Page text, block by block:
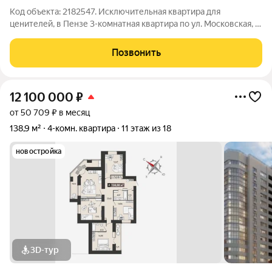
Код объекта: 2182547. Исключительная квартира для
ценителей, в Пензе 3-комнатная квартира по ул. Московская, 5.
дома 1996 года постройки. В квартире три изолированные
Позвонить
12 100 000 ₽
от 50 709 ₽ в месяц
138,9 м²
4-комн. квартира 11 этаж из 18
новостройка
3D-тур